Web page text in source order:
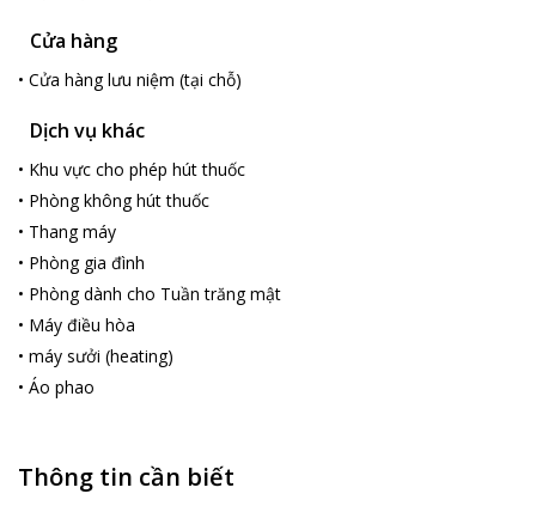
Cửa hàng
• Cửa hàng lưu niệm (tại chỗ)
Dịch vụ khác
• Khu vực cho phép hút thuốc
• Phòng không hút thuốc
• Thang máy
• Phòng gia đình
• Phòng dành cho Tuần trăng mật
• Máy điều hòa
• máy sưởi (heating)
• Áo phao
Thông tin cần biết